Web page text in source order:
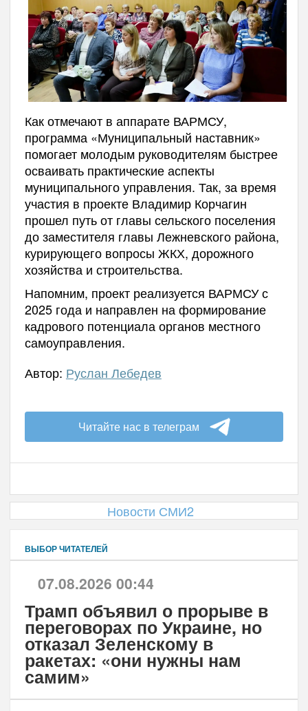
Как отмечают в аппарате ВАРМСУ,
программа «Муниципальный наставник»
помогает молодым руководителям быстрее
осваивать практические аспекты
муниципального управления. Так, за время
участия в проекте Владимир Корчагин
прошел путь от главы сельского поселения
до заместителя главы Лежневского района,
курирующего вопросы ЖКХ, дорожного
хозяйства и строительства.
Напомним, проект реализуется ВАРМСУ с
2025 года и направлен на формирование
кадрового потенциала органов местного
самоуправления.
Автор: Руслан Лебедев
Читайте нас в телеграм
Новости СМИ2
ВЫБОР ЧИТАТЕЛЕЙ
07.08.2026 00:44
Трамп объявил о прорыве в
переговорах по Украине, но
отказал Зеленскому в
ракетах: «они нужны нам
самим»